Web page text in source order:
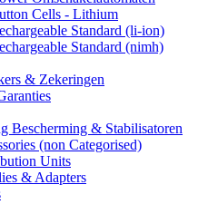
Cells - Lithium
Standard (li-ion)
Standard (nimh)
& Zekeringen
Bescherming & Stabilisatoren
(non Categorised)
Units
& Adapters